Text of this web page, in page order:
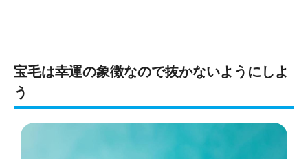
宝毛は幸運の象徴なので抜かないようにしよ
う